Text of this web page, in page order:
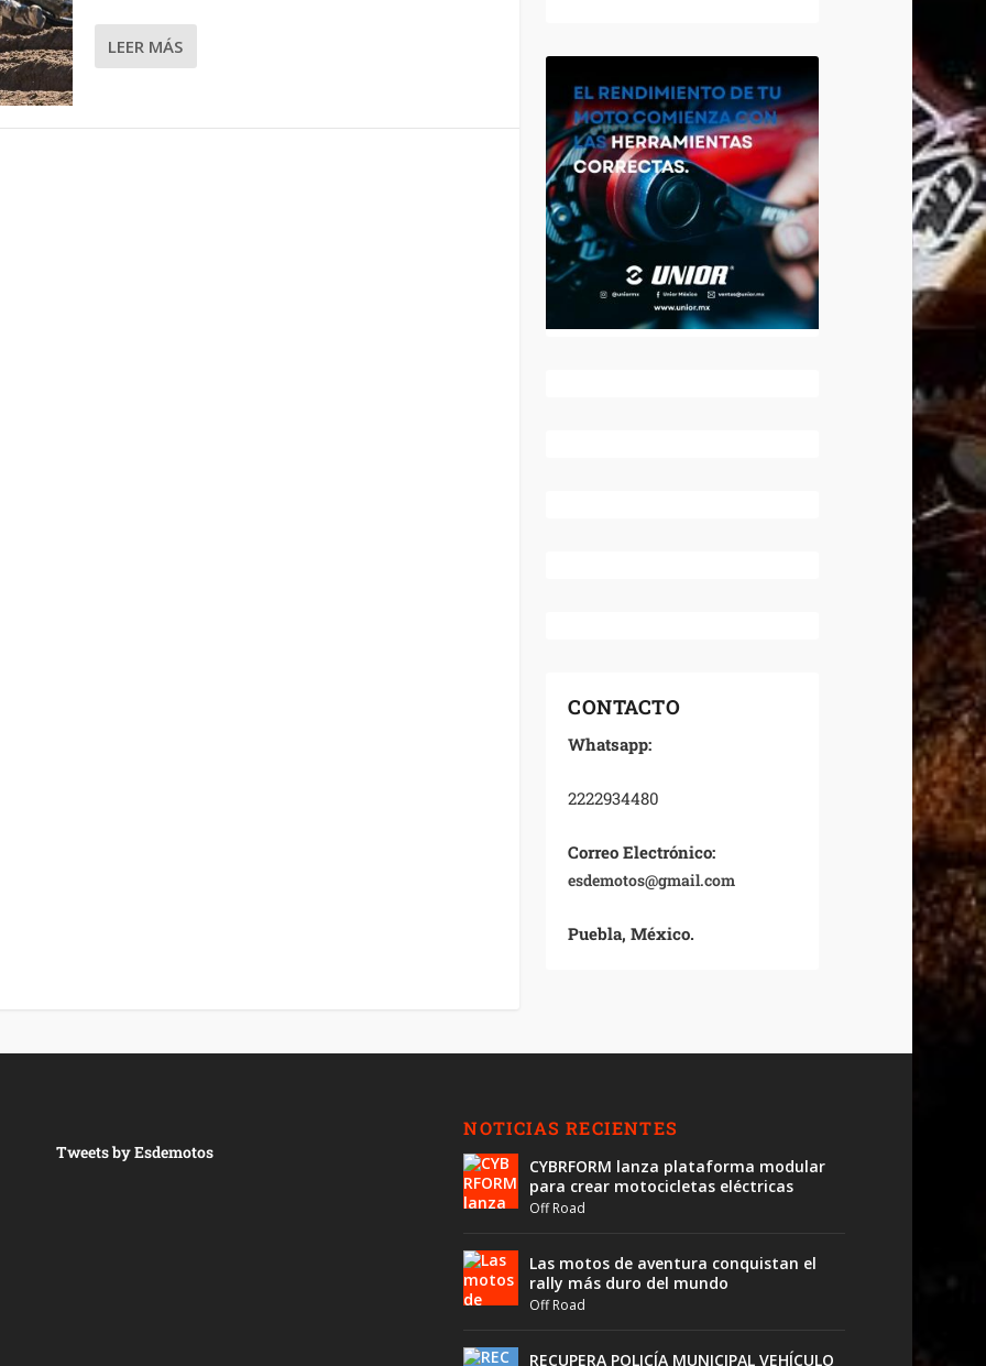
LEER MÁS
CONTACTO
Whatsapp:
2222934480
Correo Electrónico:
esdemotos@gmail.com
Puebla, México.
Tweets by Esdemotos
NOTICIAS RECIENTES
CYBRFORM lanza plataforma modular
para crear motocicletas eléctricas
Off Road
Las motos de aventura conquistan el
rally más duro del mundo
Off Road
RECUPERA POLICÍA MUNICIPAL VEHÍCULO